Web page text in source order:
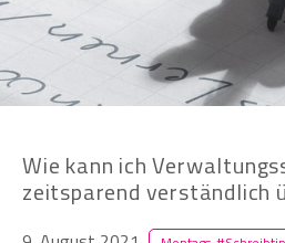
Wie kann ich
zeitsparend verständlich